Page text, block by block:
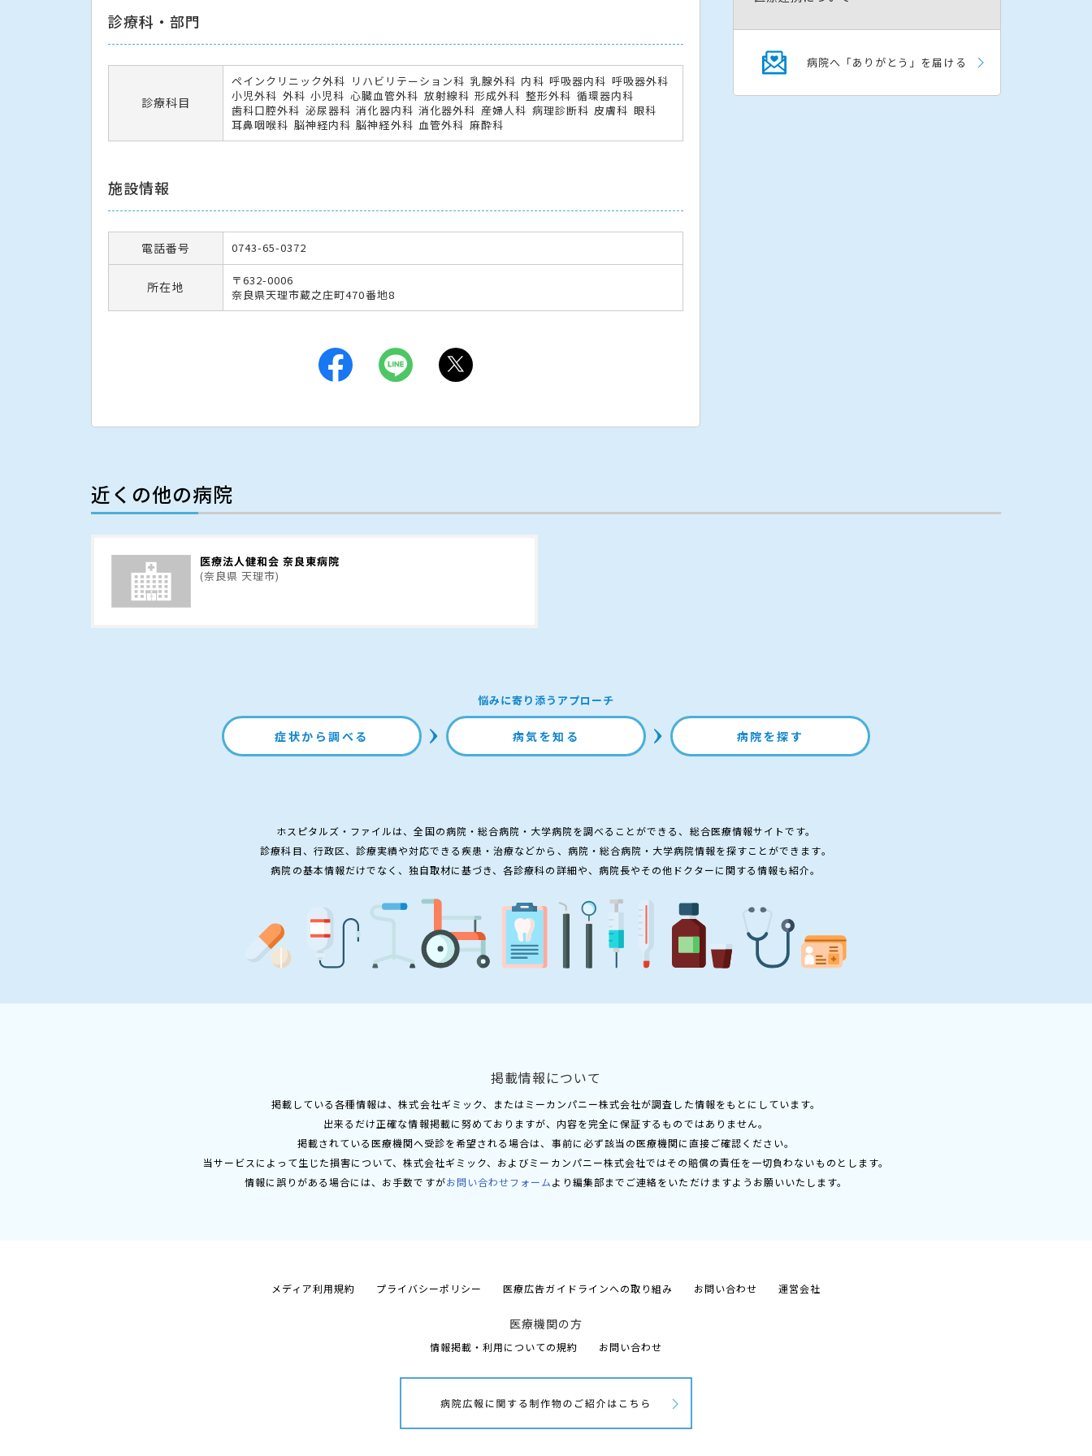
診療科・部門
診療科目
ペインクリニック外科 リハビリテーション科 乳腺外科 内科 呼吸器内科 呼吸器外科
小児外科 外科 小児科 心臓血管外科 放射線科 形成外科 整形外科 循環器内科
歯科口腔外科 泌尿器科 消化器内科 消化器外科 産婦人科 病理診断科 皮膚科 眼科
耳鼻咽喉科 脳神経内科 脳神経外科 血管外科 麻酔科
施設情報
電話番号 0743-65-0372
所在地
〒632-0006
奈良県天理市蔵之庄町470番地8
病院へ「ありがとう」を届ける
近くの他の病院
医療法人健和会 奈良東病院
(奈良県 天理市)
悩みに寄り添うアプローチ
症状から調べる 病気を知る 病院を探す
ホスピタルズ・ファイルは、全国の病院・総合病院・大学病院を調べることができる、総合医療情報サイトです。
診療科目、行政区、診療実績や対応できる疾患・治療などから、病院・総合病院・大学病院情報を探すことができます。
病院の基本情報だけでなく、独自取材に基づき、各診療科の詳細や、病院長やその他ドクターに関する情報も紹介。
掲載情報について
掲載している各種情報は、株式会社ギミック、またはミーカンパニー株式会社が調査した情報をもとにしています。
出来るだけ正確な情報掲載に努めておりますが、内容を完全に保証するものではありません。
掲載されている医療機関へ受診を希望される場合は、事前に必ず該当の医療機関に直接ご確認ください。
当サービスによって生じた損害について、株式会社ギミック、およびミーカンパニー株式会社ではその賠償の責任を一切負わないものとします。
情報に誤りがある場合には、お手数ですがお問い合わせフォームより編集部までご連絡をいただけますようお願いいたします。
メディア利用規約 プライバシーポリシー 医療広告ガイドラインへの取り組み お問い合わせ 運営会社
医療機関の方
情報掲載・利用についての規約 お問い合わせ